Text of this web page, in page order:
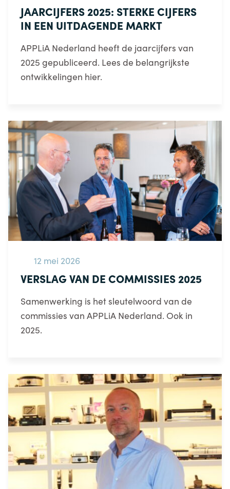
JAARCIJFERS 2025: STERKE CIJFERS
IN EEN UITDAGENDE MARKT
APPLiA Nederland heeft de jaarcijfers van
2025 gepubliceerd. Lees de belangrijkste
ontwikkelingen hier.
12 mei 2026
VERSLAG VAN DE COMMISSIES 2025
Samenwerking is het sleutelwoord van de
commissies van APPLiA Nederland. Ook in
2025.